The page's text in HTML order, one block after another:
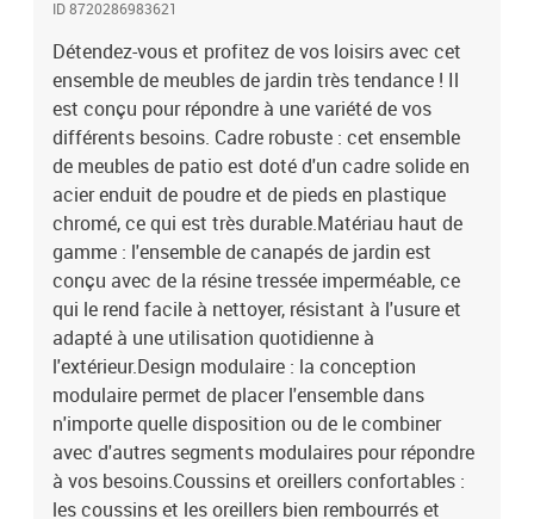
de prolonger la durée de vie de votre mobilier d'extérieur, nous vous
recommandons de le protéger avec une housse
imperméable.Couleur : marronCouleur du coussin : crèmeMatériau
: résine tressée, acier enduit de poudre, plastiqueMatériau du
coussin / de l'oreiller : tissu (100 % polyester)Canapé
d'angle/central :Dimensions du canapé d'angle/central (chacun) :
70 x 70 x 60,5 cm (L x l x H)Profondeur du siège : 63 cmHauteur du
siège à partir du sol : 30 cmDimensions du coussin de siège de
canapé d'angle : 63 x 63 x 6 cm (L x l x é)Dimensions de l'oreiller de
dossier de canapé d'angle : 63/53 x 40,5 cm (L x l)Dimensions du
coussin de siège de canapé central : 70 x 63 x 6 cm (L x l x
é)Dimensions de l'oreiller de dossier de canapé central : 70 x 40,5
cm (L x l)Repose-pied :Dimensions : 70 x 70 x 30 cm (L x I x
H)Dimensions du coussin de siège : 70 x 70 x 6 cm (L x l x
é)L'assemblage est requisLa livraison contient :2 x canapé
d'angle2 x canapé central1 x repose-pied5 x coussin de siège6 x
oreiller de dossier
ID 8720286983621
Détendez-vous et profitez de vos loisirs avec cet
ensemble de meubles de jardin très tendance ! Il
est conçu pour répondre à une variété de vos
différents besoins. Cadre robuste : cet ensemble
de meubles de patio est doté d'un cadre solide en
acier enduit de poudre et de pieds en plastique
chromé, ce qui est très durable.Matériau haut de
gamme : l'ensemble de canapés de jardin est
conçu avec de la résine tressée imperméable, ce
qui le rend facile à nettoyer, résistant à l'usure et
adapté à une utilisation quotidienne à
l'extérieur.Design modulaire : la conception
modulaire permet de placer l'ensemble dans
n'importe quelle disposition ou de le combiner
avec d'autres segments modulaires pour répondre
à vos besoins.Coussins et oreillers confortables :
les coussins et les oreillers bien rembourrés et